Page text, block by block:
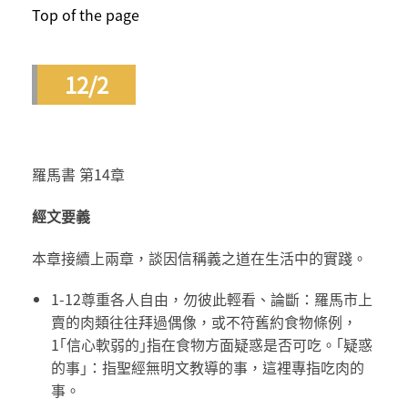
Top of the page
12/2
羅馬書 第14章
經文要義
本章接續上兩章，談因信稱義之道在生活中的實踐。
1-12尊重各人自由，勿彼此輕看、論斷：羅馬市上
賣的肉類往往拜過偶像，或不符舊約食物條例，
1｢信心軟弱的｣指在食物方面疑惑是否可吃。｢疑惑
的事｣：指聖經無明文教導的事，這裡專指吃肉的
事。